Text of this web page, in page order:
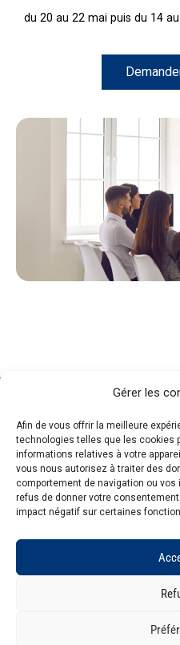
Gérer les
Afin de vous offrir la meilleure
technologies telles que les cookies
informations relatives à votre
vous nous autorisez à traiter des
comportement de navigation ou
refus de donner votre
impact négatif sur certaines
du 20 au 22 mai puis du 14
Carrière
Actualités
L'entreprise
Qualité et
certifications
technologique
GENOSCREEN
Corporate
Services et
produits
Expertise